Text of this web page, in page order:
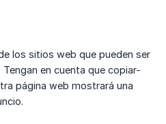
los sitios web que pueden ser
. Tengan en cuenta que copiar-
página web mostrará una